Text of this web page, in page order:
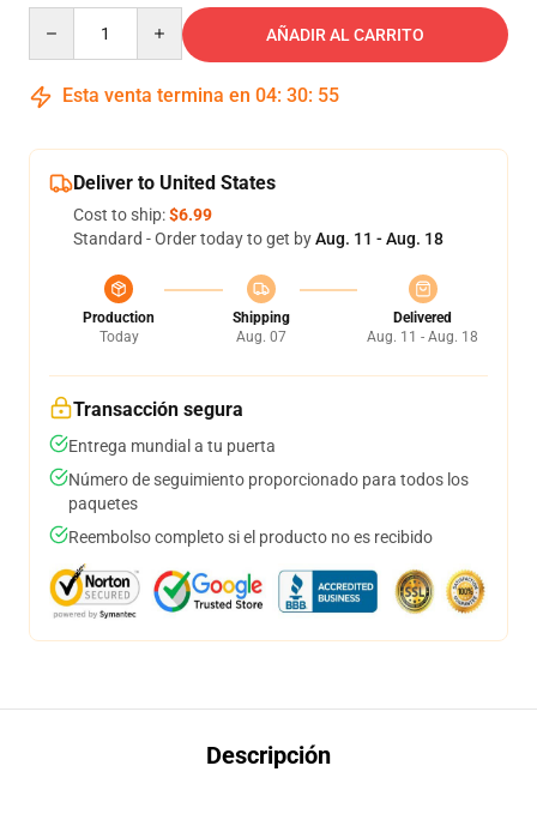
AÑADIR AL CARRITO
Esta venta termina en 04: 30: 54
Deliver to United States
Cost to ship:$6.99
Standard - Order today to get byAug. 11 - Aug. 18
Production
Today
Shipping
Aug. 07
Delivered
Aug. 11 - Aug. 18
Transacción segura
Entrega mundial a tu puerta
Número de seguimiento proporcionado para todos los
paquetes
Reembolso completo si el producto no es recibido
Descripción